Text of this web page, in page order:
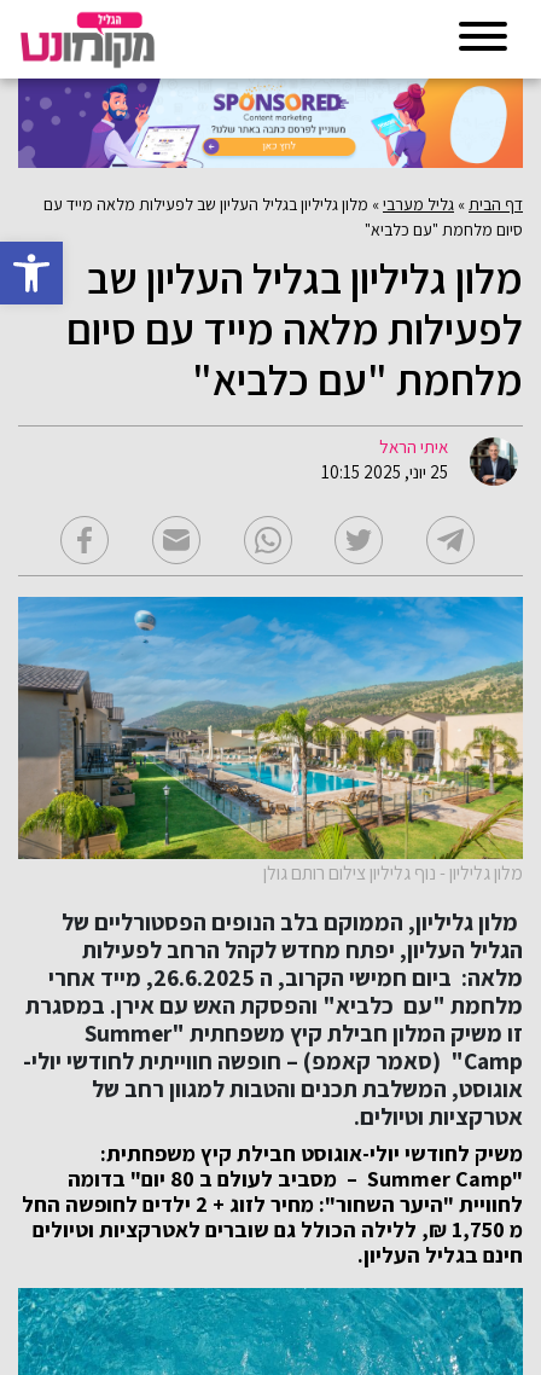
פתח
דף הבית » גליל מערבי» מלון גליליון בגליל העליון שב לפעילות מלאה מייד עם
סיום מלחמת "עם כלביא"
מלון גליליון בגליל העליון שב
לפעילות מלאה מייד עם סיום
מלחמת "עם כלביא"
איתי הראל
25 יוני, 2025 10:15
מלון גליליון - נוף גליליון צילום רותם גולן
מלון גליליון, הממוקם בלב הנופים הפסטורליים של
הגליל העליון, יפתח מחדש לקהל הרחב לפעילות
מלאה: ביום חמישי הקרוב, ה 26.6.2025, מייד אחרי
מלחמת "עם כלביא" והפסקת האש עם אירן. במסגרת
זו משיק המלון חבילת קיץ משפחתית "
Summer
Camp
" (סאמר קאמפ) – חופשה חווייתית לחודשי יולי-
אוגוסט, המשלבת תכנים והטבות למגוון רחב של
אטרקציות וטיולים.
משיק לחודשי יולי-אוגוסט חבילת קיץ משפחתית:
"
Summer Camp – מסביב לעולם ב 80 יום"
בדומה
לחוויית "היער השחור":
מחיר לזוג + 2 ילדים לחופשה החל
מ 1,750 ₪, ללילה
הכולל גם שוברים לאטרקציות וטיולים
חינם בגליל העליון.